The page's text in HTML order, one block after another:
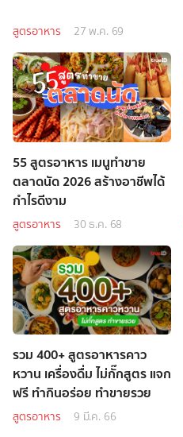
สูตรอาหาร 27 พ.ค. 69
55 สูตรอาหาร เมนูทำขาย
ตลาดนัด 2026 สร้างอาชีพได้
กำไรดีงาม
สูตรอาหาร 30 ธ.ค. 68
รวม 400+ สูตรอาหารคาว
หวาน เครื่องดื่ม ไม่กั๊กสูตร แจก
ฟรี ทำกินอร่อย ทำขายรวย
สูตรอาหาร 9 มี.ค. 66